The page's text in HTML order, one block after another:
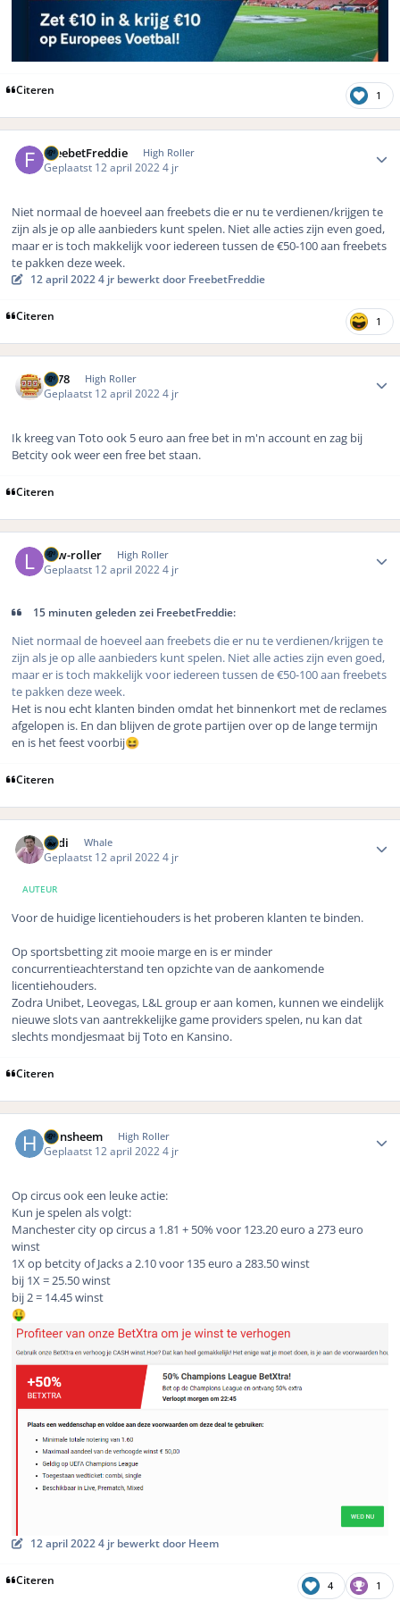
Citeren 1
FreebetFreddie High Roller
Geplaatst 12 april 20224 jr
Niet normaal de hoeveel aan freebets die er nu te verdienen/krijgen te
zijn als je op alle aanbieders kunt spelen. Niet alle acties zijn even goed,
maar er is toch makkelijk voor iedereen tussen de €50-100 aan freebets
te pakken deze week.
12 april 20224 jr bewerkt door FreebetFreddie
Citeren 1
TV78 High Roller
Geplaatst 12 april 20224 jr
Ik kreeg van Toto ook 5 euro aan free bet in m'n account en zag bij
Betcity ook weer een free bet staan.
Citeren
Low-roller High Roller
Geplaatst 12 april 20224 jr
15 minuten geleden zei FreebetFreddie:
Niet normaal de hoeveel aan freebets die er nu te verdienen/krijgen te
zijn als je op alle aanbieders kunt spelen. Niet alle acties zijn even goed,
maar er is toch makkelijk voor iedereen tussen de €50-100 aan freebets
te pakken deze week.
Het is nou echt klanten binden omdat het binnenkort met de reclames
afgelopen is. En dan blijven de grote partijen over op de lange termijn
en is het feest voorbij😆
Citeren
Rudi Whale
Geplaatst 12 april 20224 jr
AUTEUR
Voor de huidige licentiehouders is het proberen klanten te binden.
Op sportsbetting zit mooie marge en is er minder
concurrentieachterstand ten opzichte van de aankomende
licentiehouders.
Zodra Unibet, Leovegas, L&L group er aan komen, kunnen we eindelijk
nieuwe slots van aantrekkelijke game providers spelen, nu kan dat
slechts mondjesmaat bij Toto en Kansino.
Citeren
Hansheem High Roller
Geplaatst 12 april 20224 jr
Op circus ook een leuke actie:
Kun je spelen als volgt:
Manchester city op circus a 1.81 + 50% voor 123.20 euro a 273 euro
winst
1X op betcity of Jacks a 2.10 voor 135 euro a 283.50 winst
bij 1X = 25.50 winst
bij 2 = 14.45 winst
🤑
12 april 20224 jr bewerkt door Heem
Citeren 4 1